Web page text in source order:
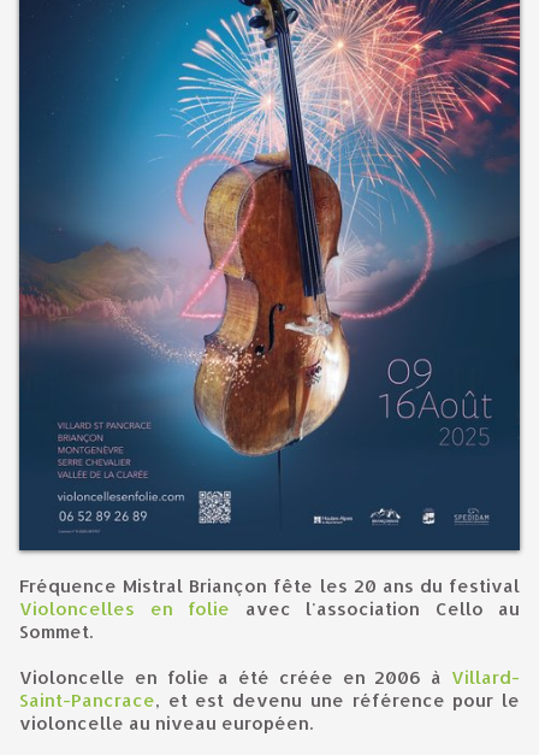
Fréquence Mistral Briançon fête les 20 ans du festival
Violoncelles en folie avec l'association Cello au
Sommet.
Violoncelle en folie a été créée en 2006 à Villard-
Saint-Pancrace, et est devenu une référence pour le
violoncelle au niveau européen.